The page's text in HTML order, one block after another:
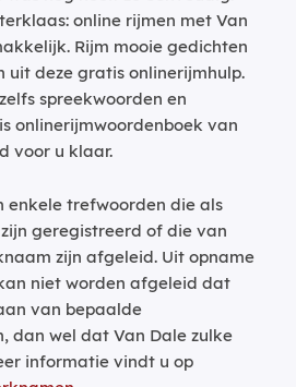
online rijmen met Van
Rijm mooie gedichten
uit deze gratis onlinerijmhulp.
spreekwoorden en
onlinerijmwoordenboek van
voor u klaar.
enkele trefwoorden die als
geregistreerd of die van
zijn afgeleid. Uit opname
niet worden afgeleid dat
van bepaalde
dan wel dat Van Dale zulke
informatie vindt u op